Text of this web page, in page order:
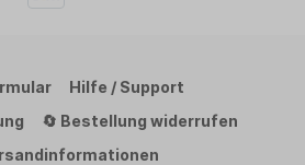
Hilfe / Support
🔄 Bestellung widerrufen